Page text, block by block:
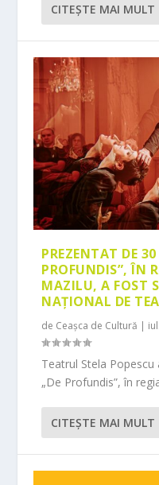
CITEŞTE MAI MULT
PREZENTAT DE
PROFUNDIS”, ÎN
MAZILU, A FOST
NAȚIONAL DE
de Ceașca de Cultură |
Teatrul Stela
„De Profundis”, în
CITEŞTE MAI MULT